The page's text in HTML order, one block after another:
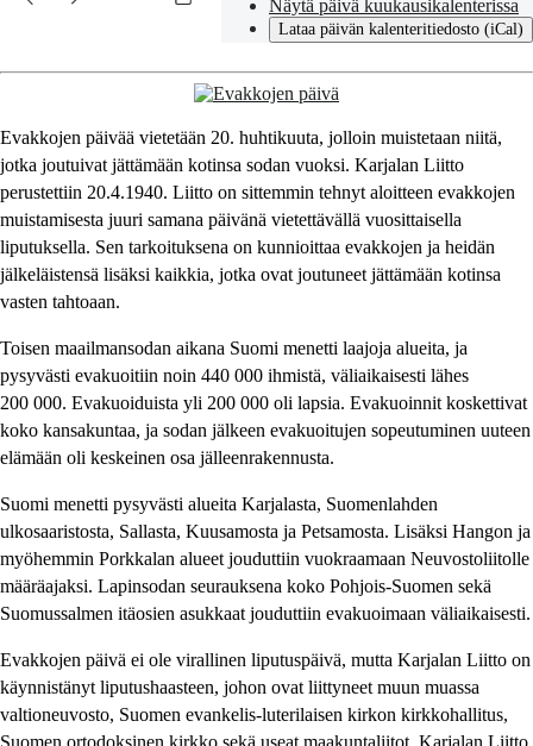
Näytä päivä kuukausikalenterissa
Lataa päivän kalenteritiedosto (iCal)
Evakkojen päivää vietetään 20. huhtikuuta, jolloin muistetaan niitä,
jotka joutuivat jättämään kotinsa sodan vuoksi. Karjalan Liitto
perustettiin 20.4.1940. Liitto on sittemmin tehnyt aloitteen evakkojen
muistamisesta juuri samana päivänä vietettävällä vuosittaisella
liputuksella. Sen tarkoituksena on kunnioittaa evakkojen ja heidän
jälkeläistensä lisäksi kaikkia, jotka ovat joutuneet jättämään kotinsa
vasten tahtoaan.
Toisen maailmansodan aikana Suomi menetti laajoja alueita, ja
pysyvästi evakuoitiin noin 440 000 ihmistä, väliaikaisesti lähes
200 000. Evakuoiduista yli 200 000 oli lapsia. Evakuoinnit koskettivat
koko kansakuntaa, ja sodan jälkeen evakuoitujen sopeutuminen uuteen
elämään oli keskeinen osa jälleenrakennusta.
Suomi menetti pysyvästi alueita Karjalasta, Suomenlahden
ulkosaaristosta, Sallasta, Kuusamosta ja Petsamosta. Lisäksi Hangon ja
myöhemmin Porkkalan alueet jouduttiin vuokraamaan Neuvostoliitolle
määräajaksi. Lapinsodan seurauksena koko Pohjois-Suomen sekä
Suomussalmen itäosien asukkaat jouduttiin evakuoimaan väliaikaisesti.
Evakkojen päivä ei ole virallinen liputuspäivä, mutta Karjalan Liitto on
käynnistänyt liputushaasteen, johon ovat liittyneet muun muassa
valtioneuvosto, Suomen evankelis-luterilaisen kirkon kirkkohallitus,